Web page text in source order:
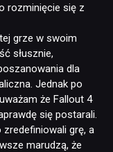
rozminięcie się z
grze w swoim
słusznie,
dla
Jednak po
że Fallout 4
się postarali.
grę, a
marudzą, że